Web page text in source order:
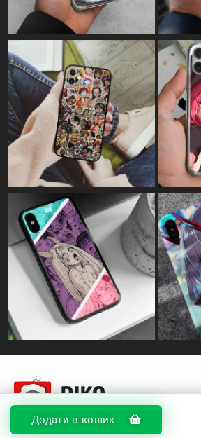
Додати в кошик